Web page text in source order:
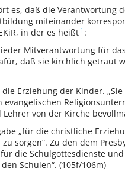
es, daß die Verantwortung
miteinander
in der es heißt 1 :
Mitverantwortung für
daß sie kirchlich getraut
Erziehung der Kinder.
von der Kirche
„für die christliche
sorgen“. Zu den dem
die Schulgottesdienste
Schulen“. (105f/106m)